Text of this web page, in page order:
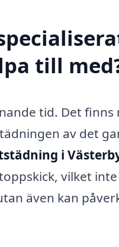
till
tid. Det
av det
i
vilket
även kan